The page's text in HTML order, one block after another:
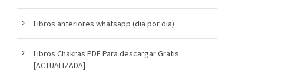
Libros anteriores whatsapp (dia por dia)
Libros Chakras PDF Para descargar Gratis
[ACTUALIZADA]